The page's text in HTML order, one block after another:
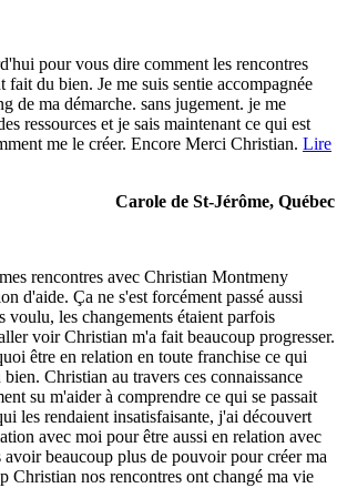
pour vous dire comment les rencontres
fait du bien. Je me suis sentie accompagnée
de ma démarche. sans jugement. je me
ressources et je sais maintenant ce qui est
me le créer. Encore Merci Christian. Lire
Carole de St-Jérôme, Québec
rencontres avec Christian Montmeny
d'aide. Ça ne s'est forcément passé aussi
voulu, les changements étaient parfois
voir Christian m'a fait beaucoup progresser.
être en relation en toute franchise ce qui
Christian au travers ces connaissance
su m'aider à comprendre ce qui se passait
les rendaient insatisfaisante, j'ai découvert
avec moi pour être aussi en relation avec
avoir beaucoup plus de pouvoir pour créer ma
Christian nos rencontres ont changé ma vie